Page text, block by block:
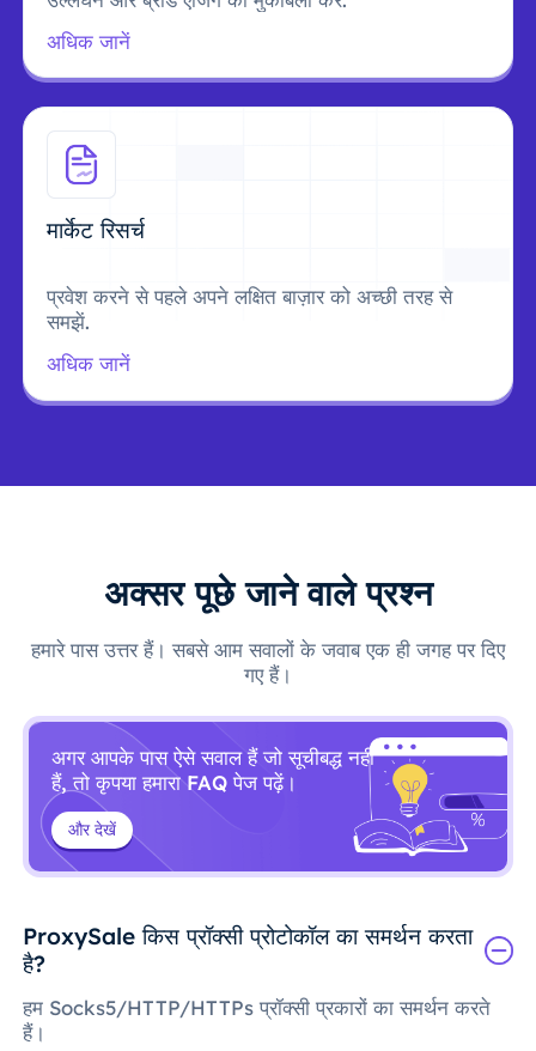
अधिक जानें
मार्केट रिसर्च
प्रवेश करने से पहले अपने लक्षित बाज़ार को अच्छी तरह से
समझें.
अधिक जानें
अक्सर पूछे जाने वाले प्रश्न
हमारे पास उत्तर हैं। सबसे आम सवालों के जवाब एक ही जगह पर दिए
गए हैं।
अगर आपके पास ऐसे सवाल हैं जो सूचीबद्ध नहीं
हैं, तो कृपया हमारा FAQ पेज पढ़ें।
और देखें
ProxySale किस प्रॉक्सी प्रोटोकॉल का समर्थन करता
है?
हम Socks5/HTTP/HTTPs प्रॉक्सी प्रकारों का समर्थन करते
हैं।